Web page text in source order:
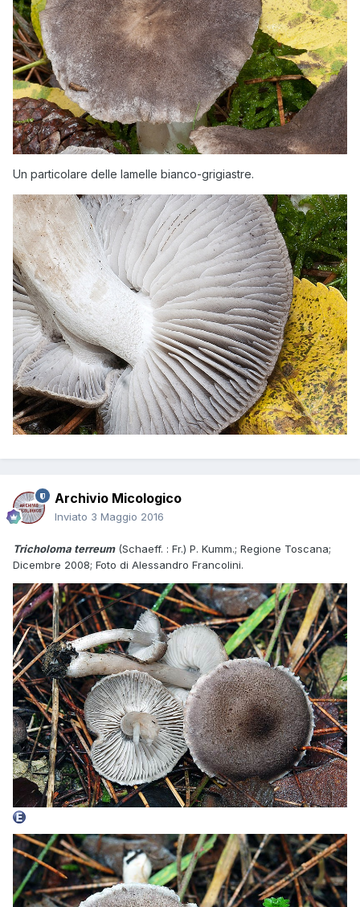
Un particolare delle lamelle bianco-grigiastre.
Archivio Micologico
Inviato 3 Maggio 2016
Tricholoma terreum(Schaeff. : Fr.) P. Kumm.; Regione Toscana;
Dicembre 2008; Foto di Alessandro Francolini.